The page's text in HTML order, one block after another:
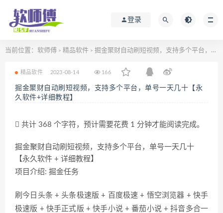
登录
当前位置： 软师傅 > 精品软件 > 掘金聚财自动刷短视频，支持多个平台，单号一天几十【永久软件+详细教程】
精品软件 2023-08-14 166
掘金聚财自动刷短视频，支持多个平台，单号一天几十【永
久软件+详细教程】
共计 368 个字符，预计需要花费 1 分钟才能阅读完成。
掘金聚财自动刷短视频，支持多个平台，单号一天几十
【永久软件 + 详细教程】
项目介绍: 掘金任务
刷今日头条 + 头条极速版 + 百度极速 + 悟空浏览器 + 快手
极速版 + 快手正式版 + 快手小说 + 番茄小说 + 抖音多合一